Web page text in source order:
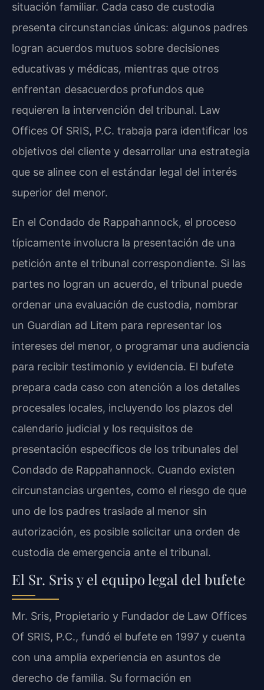
situación familiar. Cada caso de custodia
presenta circunstancias únicas: algunos padres
logran acuerdos mutuos sobre decisiones
educativas y médicas, mientras que otros
enfrentan desacuerdos profundos que
requieren la intervención del tribunal. Law
Offices Of SRIS, P.C. trabaja para identificar los
objetivos del cliente y desarrollar una estrategia
que se alinee con el estándar legal del interés
superior del menor.
En el Condado de Rappahannock, el proceso
típicamente involucra la presentación de una
petición ante el tribunal correspondiente. Si las
partes no logran un acuerdo, el tribunal puede
ordenar una evaluación de custodia, nombrar
un Guardian ad Litem para representar los
intereses del menor, o programar una audiencia
para recibir testimonio y evidencia. El bufete
prepara cada caso con atención a los detalles
procesales locales, incluyendo los plazos del
calendario judicial y los requisitos de
presentación específicos de los tribunales del
Condado de Rappahannock. Cuando existen
circunstancias urgentes, como el riesgo de que
uno de los padres traslade al menor sin
autorización, es posible solicitar una orden de
custodia de emergencia ante el tribunal.
El Sr. Sris y el equipo legal del bufete
Mr. Sris, Propietario y Fundador de Law Offices
Of SRIS, P.C., fundó el bufete en 1997 y cuenta
con una amplia experiencia en asuntos de
derecho de familia. Su formación en